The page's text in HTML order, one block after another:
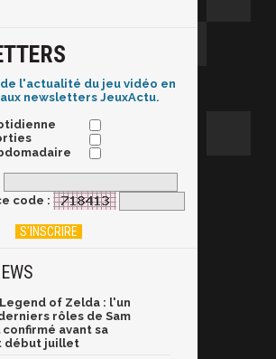
l'actualité du jeu vidéo en
newsletters JeuxActu.
code :
of Zelda : l'un
rôles de Sam
confirmé avant sa
début juillet